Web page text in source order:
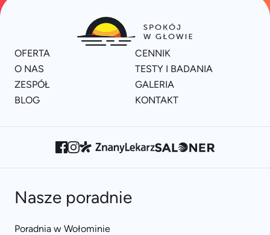
OFERTA
CENNIK
O NAS
TESTY I BADANIA
ZESPÓŁ
GALERIA
BLOG
KONTAKT
Nasze poradnie
Poradnia w Wołominie